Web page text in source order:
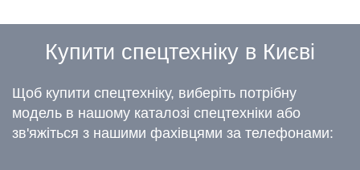
Купити спецтехніку в Києві
Щоб купити спецтехніку, виберіть потрібну
модель в нашому каталозі спецтехніки або
зв'яжіться з нашими фахівцями за телефонами: